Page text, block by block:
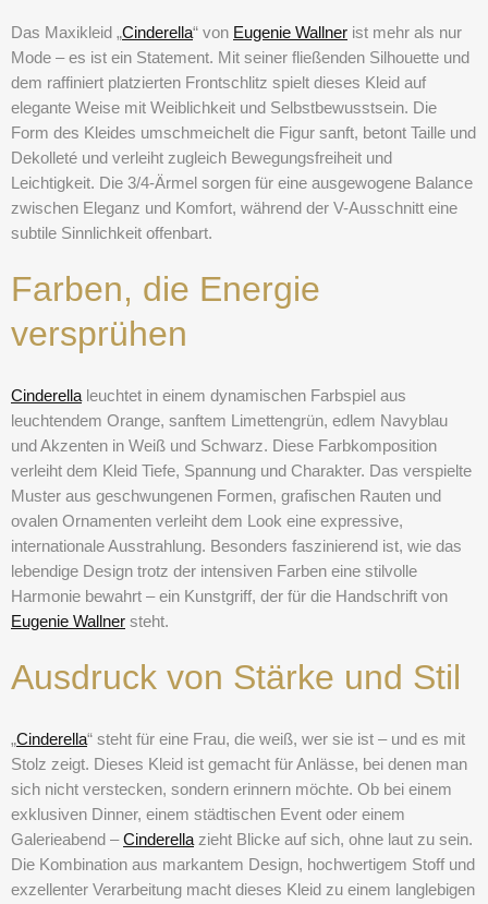
Das Maxikleid „Cinderella“ von Eugenie Wallner ist mehr als nur
Mode – es ist ein Statement. Mit seiner fließenden Silhouette und
dem raffiniert platzierten Frontschlitz spielt dieses Kleid auf
elegante Weise mit Weiblichkeit und Selbstbewusstsein. Die
Form des Kleides umschmeichelt die Figur sanft, betont Taille und
Dekolleté und verleiht zugleich Bewegungsfreiheit und
Leichtigkeit. Die 3/4-Ärmel sorgen für eine ausgewogene Balance
zwischen Eleganz und Komfort, während der V-Ausschnitt eine
subtile Sinnlichkeit offenbart.
Farben, die Energie
versprühen
Cinderella leuchtet in einem dynamischen Farbspiel aus
leuchtendem Orange, sanftem Limettengrün, edlem Navyblau
und Akzenten in Weiß und Schwarz. Diese Farbkomposition
verleiht dem Kleid Tiefe, Spannung und Charakter. Das verspielte
Muster aus geschwungenen Formen, grafischen Rauten und
ovalen Ornamenten verleiht dem Look eine expressive,
internationale Ausstrahlung. Besonders faszinierend ist, wie das
lebendige Design trotz der intensiven Farben eine stilvolle
Harmonie bewahrt – ein Kunstgriff, der für die Handschrift von
Eugenie Wallner steht.
Ausdruck von Stärke und Stil
„Cinderella“ steht für eine Frau, die weiß, wer sie ist – und es mit
Stolz zeigt. Dieses Kleid ist gemacht für Anlässe, bei denen man
sich nicht verstecken, sondern erinnern möchte. Ob bei einem
exklusiven Dinner, einem städtischen Event oder einem
Galerieabend –Cinderella zieht Blicke auf sich, ohne laut zu sein.
Die Kombination aus markantem Design, hochwertigem Stoff und
exzellenter Verarbeitung macht dieses Kleid zu einem langlebigen